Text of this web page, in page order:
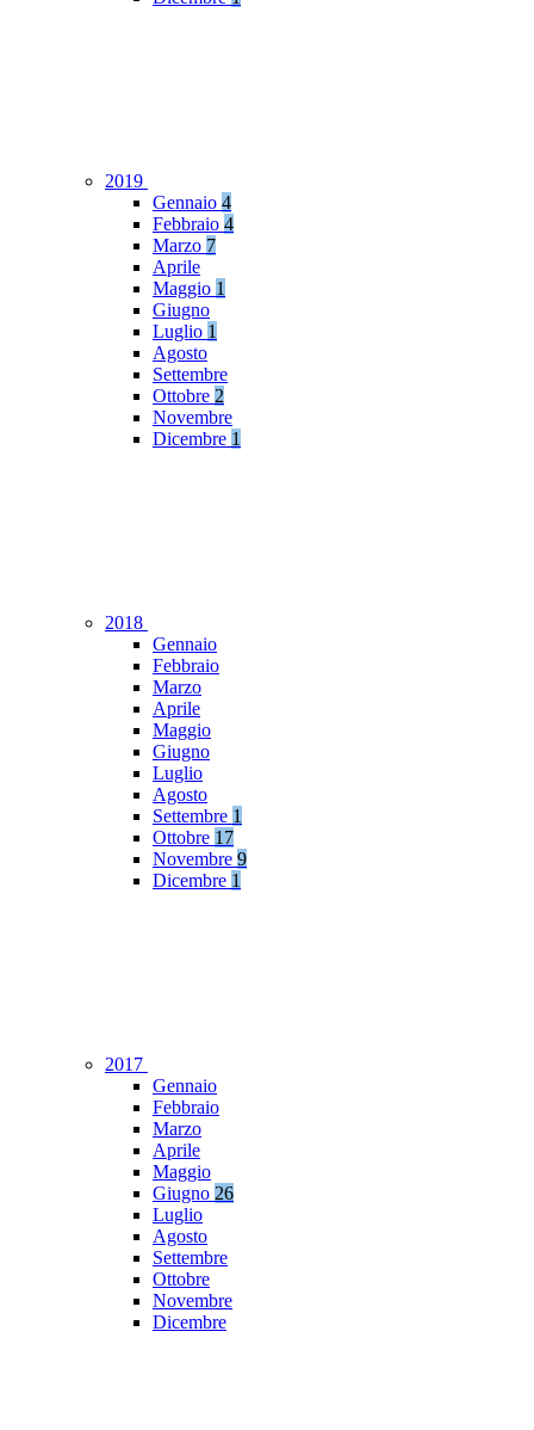
2019
Gennaio 4
Febbraio 4
Marzo 7
Aprile
Maggio 1
Giugno
Luglio 1
Agosto
Settembre
Ottobre 2
Novembre
Dicembre 1
2018
Gennaio
Febbraio
Marzo
Aprile
Maggio
Giugno
Luglio
Agosto
Settembre 1
Ottobre 17
Novembre 9
Dicembre 1
2017
Gennaio
Febbraio
Marzo
Aprile
Maggio
Giugno 26
Luglio
Agosto
Settembre
Ottobre
Novembre
Dicembre